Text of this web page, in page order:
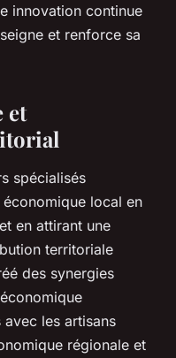
innovation continue
et renforce sa
et
spécialisés
local en
en attirant une
territoriale
des synergies
les artisans
régionale et